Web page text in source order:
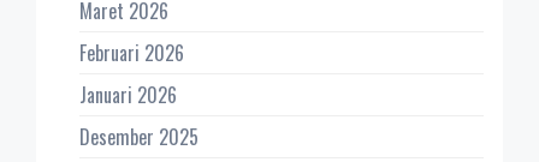
Maret 2026
Februari 2026
Januari 2026
Desember 2025